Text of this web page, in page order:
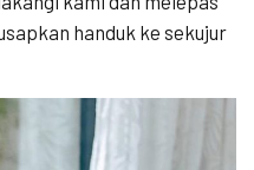
handuk ke sekujur